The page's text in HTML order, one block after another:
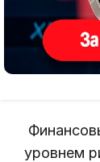
уровнем